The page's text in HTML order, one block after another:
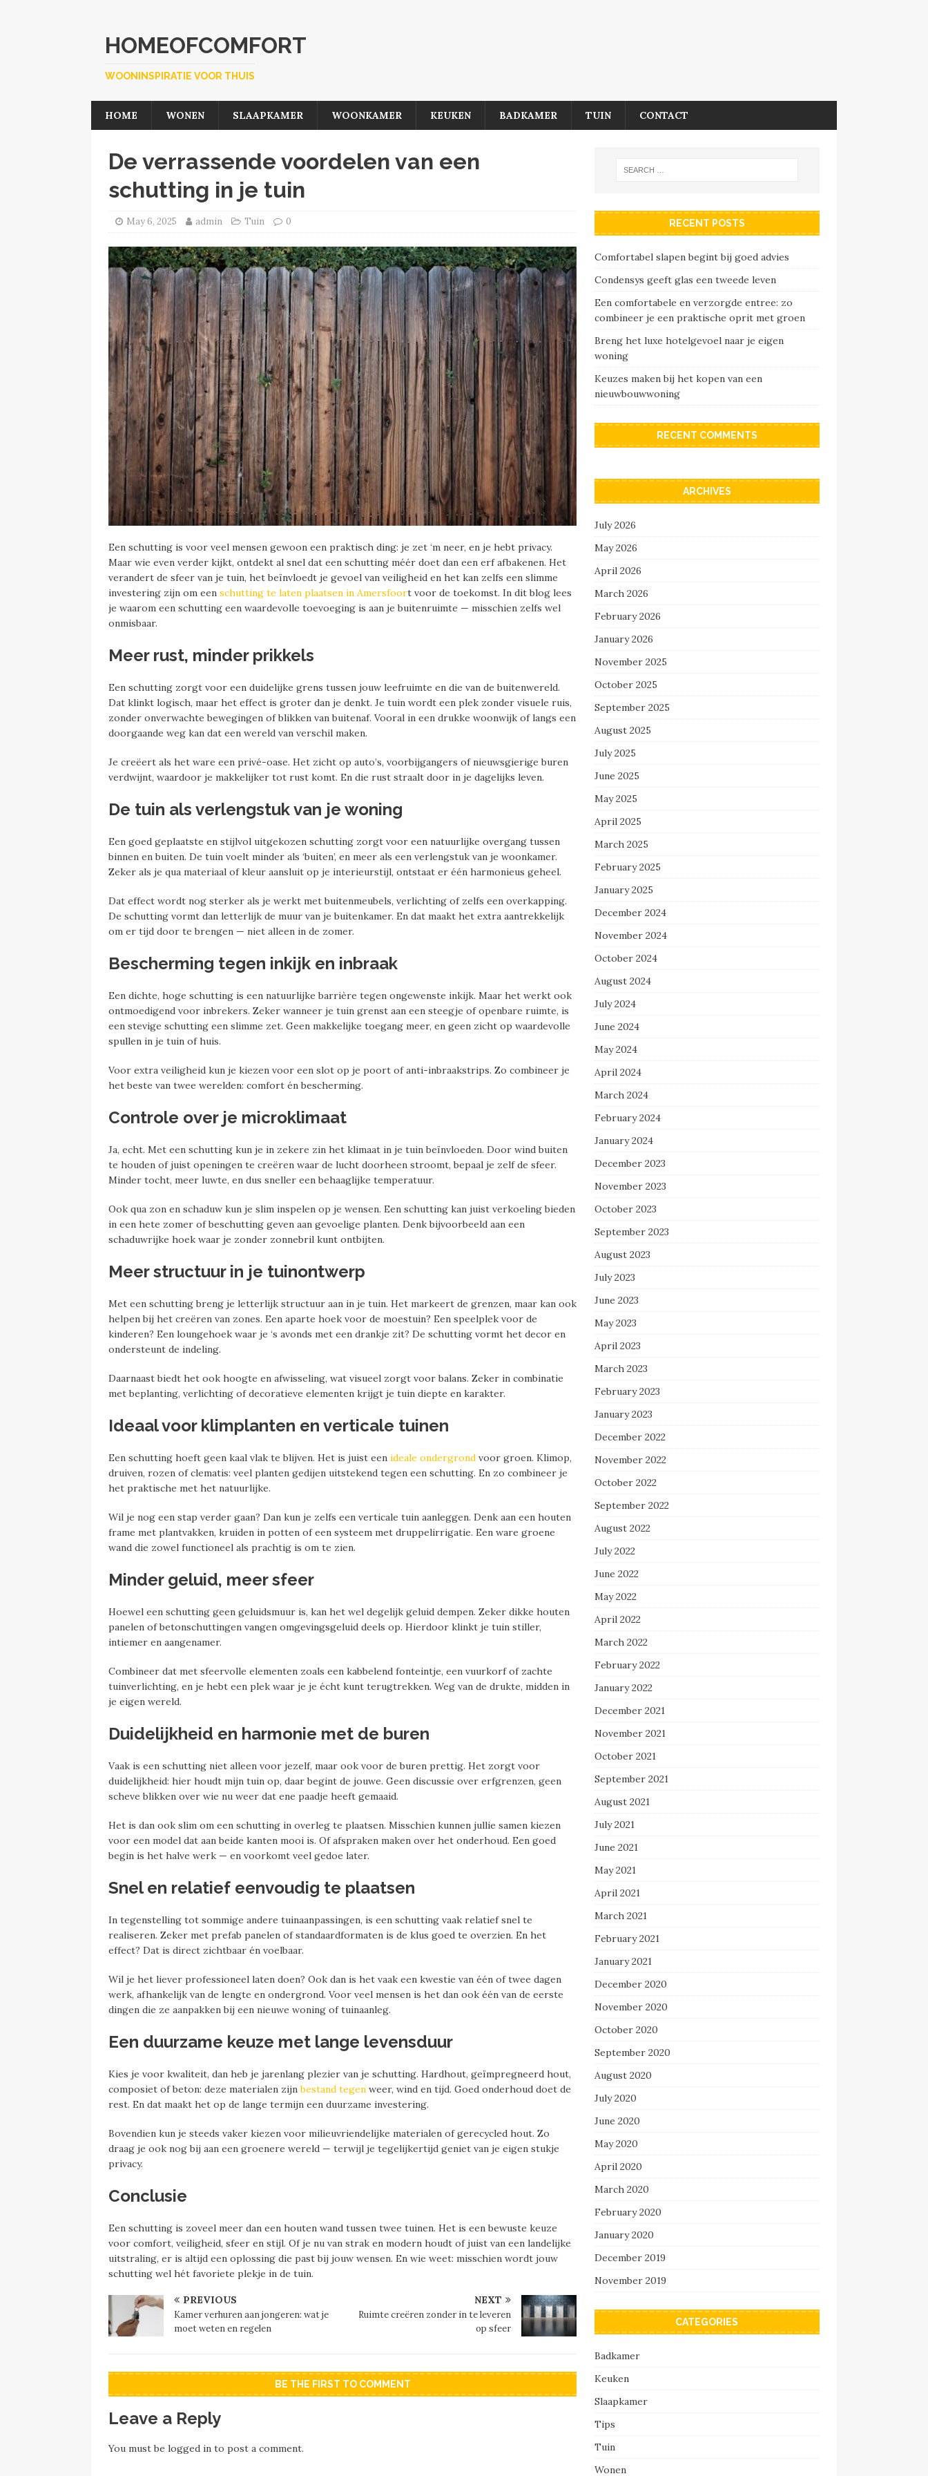
HOMEOFCOMFORT
WOONINSPIRATIE VOOR THUIS
HOME WONEN SLAAPKAMER WOONKAMER KEUKEN BADKAMER TUIN CONTACT
De verrassende voordelen van een
schutting in je tuin
May 6, 2025 admin Tuin 0
Een schutting is voor veel mensen gewoon een praktisch ding: je zet ‘m neer, en je hebt privacy.
Maar wie even verder kijkt, ontdekt al snel dat een schutting méér doet dan een erf afbakenen. Het
verandert de sfeer van je tuin, het beïnvloedt je gevoel van veiligheid en het kan zelfs een slimme
investering zijn om een schutting te laten plaatsen in Amersfoort voor de toekomst. In dit blog lees
je waarom een schutting een waardevolle toevoeging is aan je buitenruimte — misschien zelfs wel
onmisbaar.
Meer rust, minder prikkels
Een schutting zorgt voor een duidelijke grens tussen jouw leefruimte en die van de buitenwereld.
Dat klinkt logisch, maar het effect is groter dan je denkt. Je tuin wordt een plek zonder visuele ruis,
zonder onverwachte bewegingen of blikken van buitenaf. Vooral in een drukke woonwijk of langs een
doorgaande weg kan dat een wereld van verschil maken.
Je creëert als het ware een privé-oase. Het zicht op auto’s, voorbijgangers of nieuwsgierige buren
verdwijnt, waardoor je makkelijker tot rust komt. En die rust straalt door in je dagelijks leven.
De tuin als verlengstuk van je woning
Een goed geplaatste en stijlvol uitgekozen schutting zorgt voor een natuurlijke overgang tussen
binnen en buiten. De tuin voelt minder als ‘buiten’, en meer als een verlengstuk van je woonkamer.
Zeker als je qua materiaal of kleur aansluit op je interieurstijl, ontstaat er één harmonieus geheel.
Dat effect wordt nog sterker als je werkt met buitenmeubels, verlichting of zelfs een overkapping.
De schutting vormt dan letterlijk de muur van je buitenkamer. En dat maakt het extra aantrekkelijk
om er tijd door te brengen — niet alleen in de zomer.
Bescherming tegen inkijk en inbraak
Een dichte, hoge schutting is een natuurlijke barrière tegen ongewenste inkijk. Maar het werkt ook
ontmoedigend voor inbrekers. Zeker wanneer je tuin grenst aan een steegje of openbare ruimte, is
een stevige schutting een slimme zet. Geen makkelijke toegang meer, en geen zicht op waardevolle
spullen in je tuin of huis.
Voor extra veiligheid kun je kiezen voor een slot op je poort of anti-inbraakstrips. Zo combineer je
het beste van twee werelden: comfort én bescherming.
Controle over je microklimaat
Ja, echt. Met een schutting kun je in zekere zin het klimaat in je tuin beïnvloeden. Door wind buiten
te houden of juist openingen te creëren waar de lucht doorheen stroomt, bepaal je zelf de sfeer.
Minder tocht, meer luwte, en dus sneller een behaaglijke temperatuur.
Ook qua zon en schaduw kun je slim inspelen op je wensen. Een schutting kan juist verkoeling bieden
in een hete zomer of beschutting geven aan gevoelige planten. Denk bijvoorbeeld aan een
schaduwrijke hoek waar je zonder zonnebril kunt ontbijten.
Meer structuur in je tuinontwerp
Met een schutting breng je letterlijk structuur aan in je tuin. Het markeert de grenzen, maar kan ook
helpen bij het creëren van zones. Een aparte hoek voor de moestuin? Een speelplek voor de
kinderen? Een loungehoek waar je ‘s avonds met een drankje zit? De schutting vormt het decor en
ondersteunt de indeling.
Daarnaast biedt het ook hoogte en afwisseling, wat visueel zorgt voor balans. Zeker in combinatie
met beplanting, verlichting of decoratieve elementen krijgt je tuin diepte en karakter.
Ideaal voor klimplanten en verticale tuinen
Een schutting hoeft geen kaal vlak te blijven. Het is juist een ideale ondergrond voor groen. Klimop,
druiven, rozen of clematis: veel planten gedijen uitstekend tegen een schutting. En zo combineer je
het praktische met het natuurlijke.
Wil je nog een stap verder gaan? Dan kun je zelfs een verticale tuin aanleggen. Denk aan een houten
frame met plantvakken, kruiden in potten of een systeem met druppelirrigatie. Een ware groene
wand die zowel functioneel als prachtig is om te zien.
Minder geluid, meer sfeer
Hoewel een schutting geen geluidsmuur is, kan het wel degelijk geluid dempen. Zeker dikke houten
panelen of betonschuttingen vangen omgevingsgeluid deels op. Hierdoor klinkt je tuin stiller,
intiemer en aangenamer.
Combineer dat met sfeervolle elementen zoals een kabbelend fonteintje, een vuurkorf of zachte
tuinverlichting, en je hebt een plek waar je je écht kunt terugtrekken. Weg van de drukte, midden in
je eigen wereld.
Duidelijkheid en harmonie met de buren
Vaak is een schutting niet alleen voor jezelf, maar ook voor de buren prettig. Het zorgt voor
duidelijkheid: hier houdt mijn tuin op, daar begint de jouwe. Geen discussie over erfgrenzen, geen
scheve blikken over wie nu weer dat ene paadje heeft gemaaid.
Het is dan ook slim om een schutting in overleg te plaatsen. Misschien kunnen jullie samen kiezen
voor een model dat aan beide kanten mooi is. Of afspraken maken over het onderhoud. Een goed
begin is het halve werk — en voorkomt veel gedoe later.
Snel en relatief eenvoudig te plaatsen
In tegenstelling tot sommige andere tuinaanpassingen, is een schutting vaak relatief snel te
realiseren. Zeker met prefab panelen of standaardformaten is de klus goed te overzien. En het
effect? Dat is direct zichtbaar én voelbaar.
Wil je het liever professioneel laten doen? Ook dan is het vaak een kwestie van één of twee dagen
werk, afhankelijk van de lengte en ondergrond. Voor veel mensen is het dan ook één van de eerste
dingen die ze aanpakken bij een nieuwe woning of tuinaanleg.
Een duurzame keuze met lange levensduur
Kies je voor kwaliteit, dan heb je jarenlang plezier van je schutting. Hardhout, geïmpregneerd hout,
composiet of beton: deze materialen zijnbestand tegen weer, wind en tijd. Goed onderhoud doet de
rest. En dat maakt het op de lange termijn een duurzame investering.
Bovendien kun je steeds vaker kiezen voor milieuvriendelijke materialen of gerecycled hout. Zo
draag je ook nog bij aan een groenere wereld — terwijl je tegelijkertijd geniet van je eigen stukje
privacy.
Conclusie
Een schutting is zoveel meer dan een houten wand tussen twee tuinen. Het is een bewuste keuze
voor comfort, veiligheid, sfeer en stijl. Of je nu van strak en modern houdt of juist van een landelijke
uitstraling, er is altijd een oplossing die past bij jouw wensen. En wie weet: misschien wordt jouw
schutting wel hét favoriete plekje in de tuin.
PREVIOUS
Kamer verhuren aan jongeren: wat je
moet weten en regelen
NEXT
Ruimte creëren zonder in te leveren
op sfeer
BE THE FIRST TO COMMENT
Leave a Reply
You must be logged in to post a comment.
RECENT POSTS
Comfortabel slapen begint bij goed advies
Condensys geeft glas een tweede leven
Een comfortabele en verzorgde entree: zo
combineer je een praktische oprit met groen
Breng het luxe hotelgevoel naar je eigen
woning
Keuzes maken bij het kopen van een
nieuwbouwwoning
RECENT COMMENTS
ARCHIVES
July 2026
May 2026
April 2026
March 2026
February 2026
January 2026
November 2025
October 2025
September 2025
August 2025
July 2025
June 2025
May 2025
April 2025
March 2025
February 2025
January 2025
December 2024
November 2024
October 2024
August 2024
July 2024
June 2024
May 2024
April 2024
March 2024
February 2024
January 2024
December 2023
November 2023
October 2023
September 2023
August 2023
July 2023
June 2023
May 2023
April 2023
March 2023
February 2023
January 2023
December 2022
November 2022
October 2022
September 2022
August 2022
July 2022
June 2022
May 2022
April 2022
March 2022
February 2022
January 2022
December 2021
November 2021
October 2021
September 2021
August 2021
July 2021
June 2021
May 2021
April 2021
March 2021
February 2021
January 2021
December 2020
November 2020
October 2020
September 2020
August 2020
July 2020
June 2020
May 2020
April 2020
March 2020
February 2020
January 2020
December 2019
November 2019
CATEGORIES
Badkamer
Keuken
Slaapkamer
Tips
Tuin
Wonen